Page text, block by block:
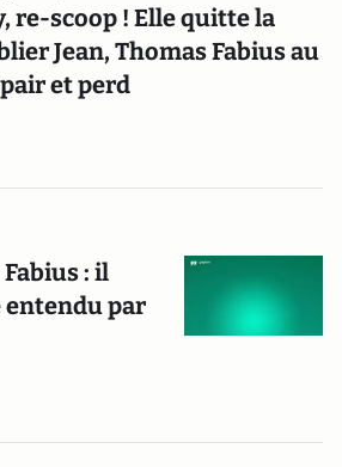
re-scoop ! Elle quitte la
Jean, Thomas Fabius au
et perd
: il
entendu par